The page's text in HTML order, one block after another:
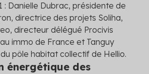
: Danielle Dubrac, présidente de
directrice des projets Soliha,
directeur délégué Procivis
immo de France et Tanguy
pôle habitat collectif de Hellio.
énergétique des